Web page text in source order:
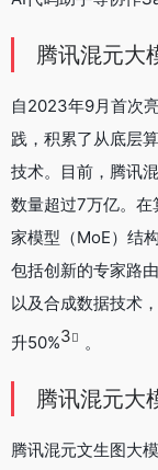
腾讯混元大
自2023年9月首次
践，积累了从底层
技术。目前，腾讯
数量超过7万亿。
家模型（MoE）结
包括创新的专家路
以及合成数据技术
升50%3 。
腾讯混元大
腾讯混元文生图大